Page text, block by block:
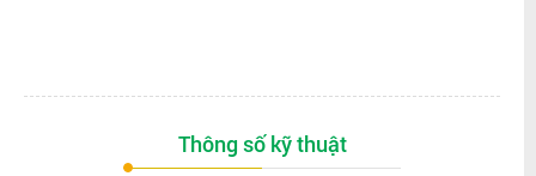
Thông số kỹ thuật